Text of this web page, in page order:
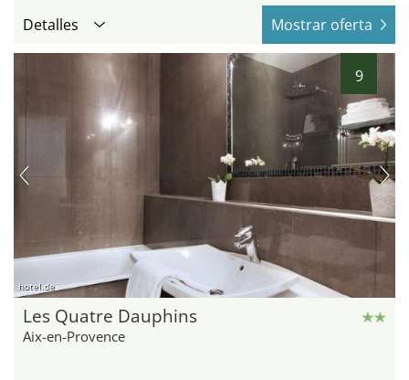
Detalles Mostrar oferta
9
hotel.de
Les Quatre Dauphins
Aix-en-Provence